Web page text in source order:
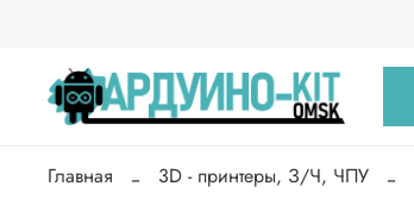
Главная 3D - принтеры, З/Ч, ЧПУ